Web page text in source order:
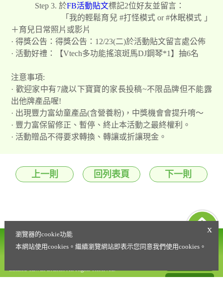
Step 3. 於FB活動貼文標記2位好友並留言：
「我的輕鬆育兒 #打怪模式 or #休眠模式 」
＋育兒日常照片或影片
· 得獎公告：得獎公告：12/23(二)於活動貼文留言處公佈
· 活動好禮：【Vtech多功能搖滾斑馬DJ鋼琴*1】抽6名
注意事項:
· 歡迎家中有7歲以下寶寶的家長投稿~不限品牌但不能露
出他牌產品喔!
· 出現豐力富幼童產品(含營養粉)，中獎機會會提升唷～
· 豐力富保留修正、暫停、終止本活動之最終權利。
· 活動贈品不得要求轉換、轉讓或折讓現金。
上一則 回列表頁 下一則
營養諮詢專線
0800-021-216
Limited Taiwan Branch. All Rights Reserved.
會員權益條款
x
瀏覽器的cookie功能
本網站使用cookies。繼續瀏覽網站即表示您同意我們使用cookies。